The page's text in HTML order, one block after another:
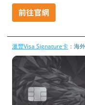
滙豐Visa Signature卡 ：海